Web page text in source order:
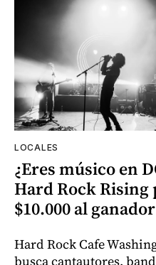
LOCALES
¿Eres músico en
Hard Rock Rising
$10.000 al ganador
Hard Rock Cafe
busca cantautores,